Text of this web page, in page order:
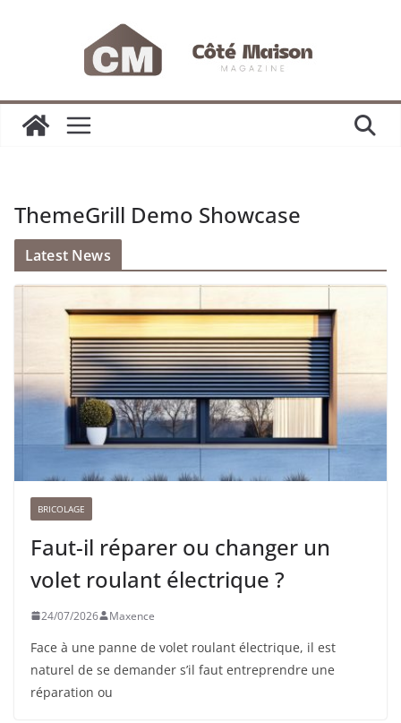
ThemeGrill Demo Showcase
Latest News
BRICOLAGE
Faut-il réparer ou changer un
volet roulant électrique ?
24/07/2026 Maxence
Face à une panne de volet roulant électrique, il est
naturel de se demander s’il faut entreprendre une
réparation ou